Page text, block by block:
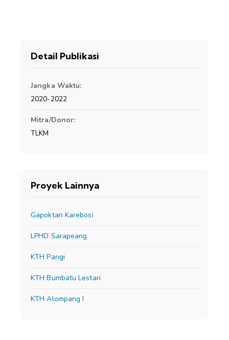
Detail Publikasi
Jangka Waktu:
2020-2022
Mitra/Donor:
TLKM
Proyek Lainnya
Gapoktan Karebosi
LPHD Sarapeang
KTH Pangi
KTH Bumbatu Lestari
KTH Alompang I